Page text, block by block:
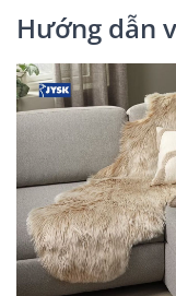
Hướng dẫn